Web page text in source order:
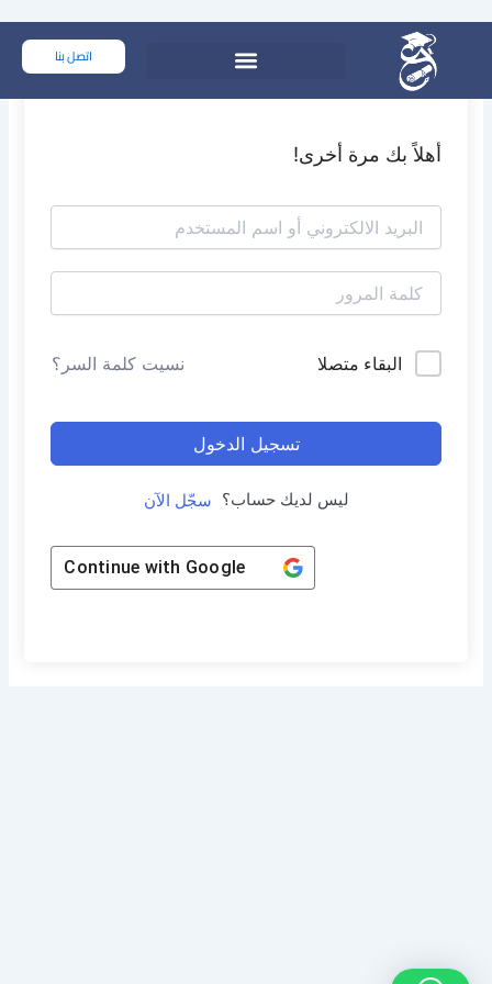
المحتوى
اتصل بنا
أهلاً بك مرة أخرى!
البقاء متصلا نسيت كلمة السر؟
تسجيل الدخول
ليس لديك حساب؟ سجّل الآن
Continue with Google